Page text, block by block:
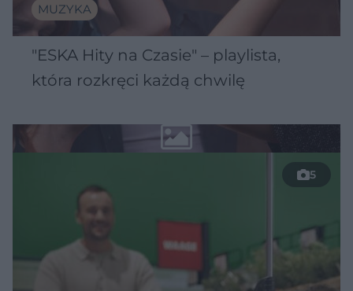
MUZYKA
"ESKA Hity na Czasie" – playlista,
która rozkręci każdą chwilę
5